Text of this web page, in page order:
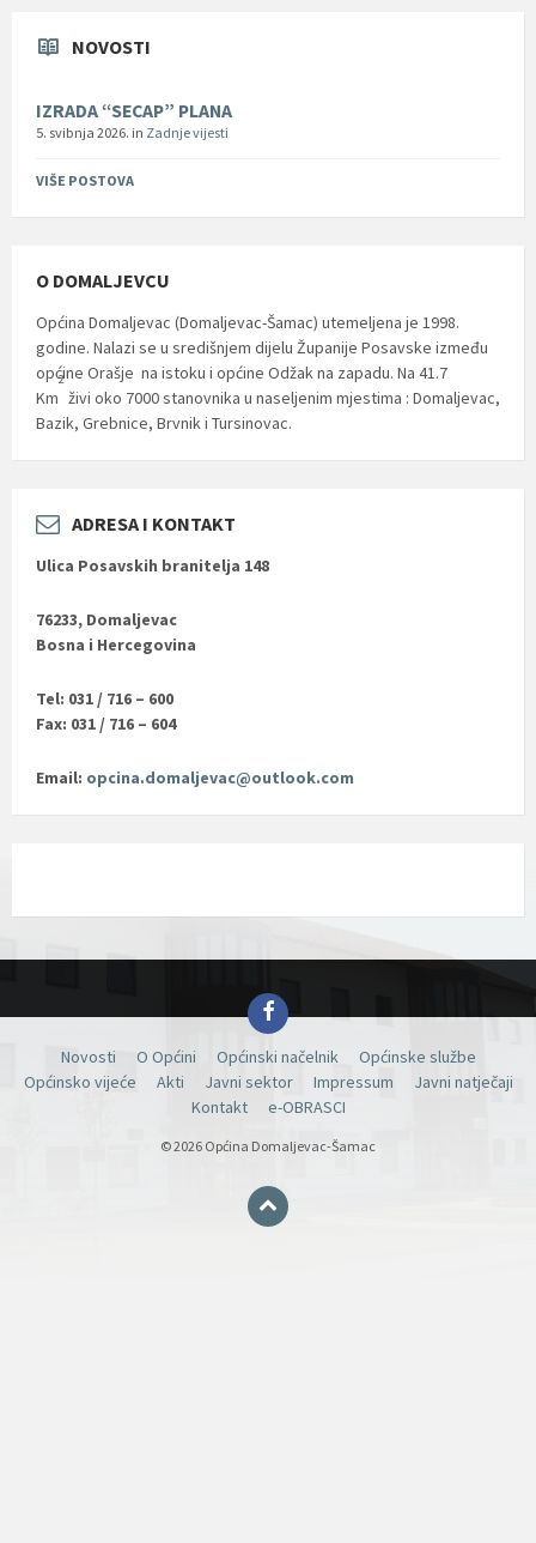
NOVOSTI
IZRADA “SECAP” PLANA
5. svibnja 2026. in Zadnje vijesti
VIŠE POSTOVA
O DOMALJEVCU
Općina Domaljevac (Domaljevac-Šamac) utemeljena je 1998.
godine. Nalazi se u središnjem dijelu Županije Posavske između
općine Orašje na istoku i općine Odžak na zapadu. Na 41.7
Km
2
živi oko 7000 stanovnika u naseljenim mjestima : Domaljevac,
Bazik, Grebnice, Brvnik i Tursinovac.
ADRESA I KONTAKT
Ulica Posavskih branitelja 148
76233, Domaljevac
Bosna i Hercegovina
Tel: 031 / 716 – 600
Fax: 031 / 716 – 604
Email: opcina.domaljevac@outlook.com
Facebook
Novosti O Općini Općinski načelnik
Općinske službe
Općinsko vijeće
Akti Javni sektor Impressum
Javni natječaji
Kontakt
e-OBRASCI
© 2026 Općina Domaljevac-Šamac